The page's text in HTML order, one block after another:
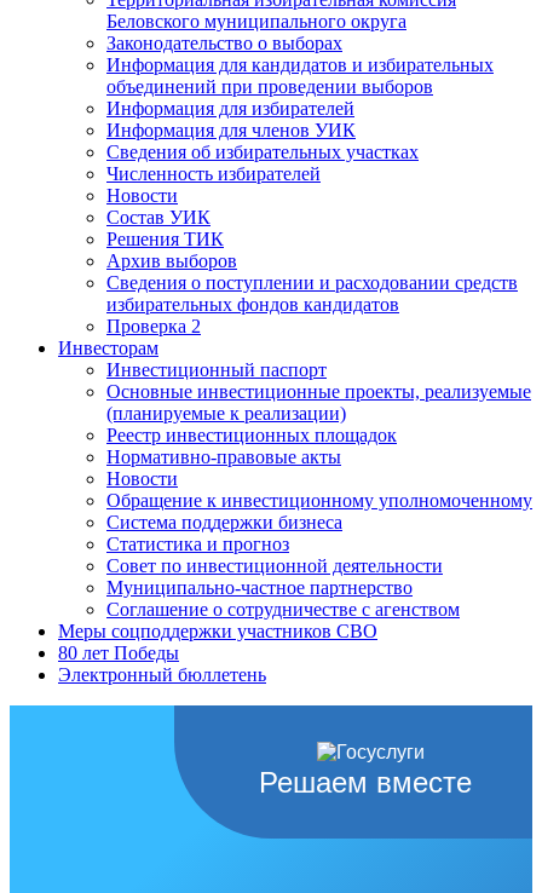
Беловского муниципального округа
Законодательство о выборах
Информация для кандидатов и избирательных
объединений при проведении выборов
Информация для избирателей
Информация для членов УИК
Сведения об избирательных участках
Численность избирателей
Новости
Состав УИК
Решения ТИК
Архив выборов
Сведения о поступлении и расходовании средств
избирательных фондов кандидатов
Проверка 2
Инвесторам
Инвестиционный паспорт
Основные инвестиционные проекты, реализуемые
(планируемые к реализации)
Реестр инвестиционных площадок
Нормативно-правовые акты
Новости
Обращение к инвестиционному уполномоченному
Система поддержки бизнеса
Статистика и прогноз
Совет по инвестиционной деятельности
Муниципально-частное партнерство
Соглашение о сотрудничестве с агенством
Меры соцподдержки участников СВО
80 лет Победы
Электронный бюллетень
Решаем вместе